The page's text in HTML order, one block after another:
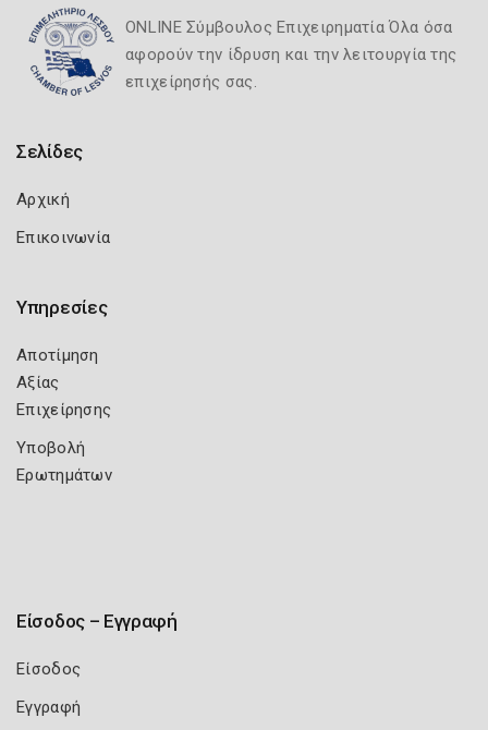
ONLINE Σύμβουλος Επιχειρηματία Όλα όσα
αφορούν την ίδρυση και την λειτουργία της
επιχείρησής σας.
Σελίδες
Αρχική
Επικοινωνία
Υπηρεσίες
Αποτίμηση
Αξίας
Επιχείρησης
Υποβολή
Ερωτημάτων
Είσοδος – Εγγραφή
Είσοδος
Εγγραφή